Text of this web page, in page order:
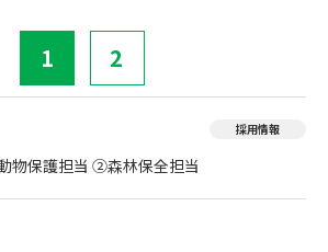
1 2
採用情報
物保護担当 ②森林保全担当